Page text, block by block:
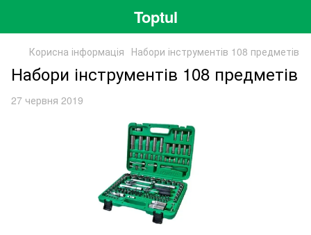
Toptul
Корисна інформація Набори інструментів 108 предметів
Набори інструментів 108 предметів
27 червня 2019